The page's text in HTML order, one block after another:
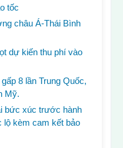
tốc
châu Á-Thái Bình
dự kiến ​​thu phí vào
8 lần Trung Quốc,
Mỹ.
bức xúc trước hành
lộ kèm cam kết bảo